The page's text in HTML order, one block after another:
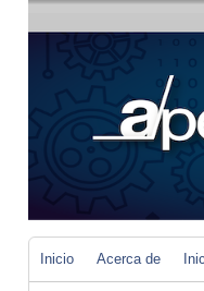
Inicio Acerca de